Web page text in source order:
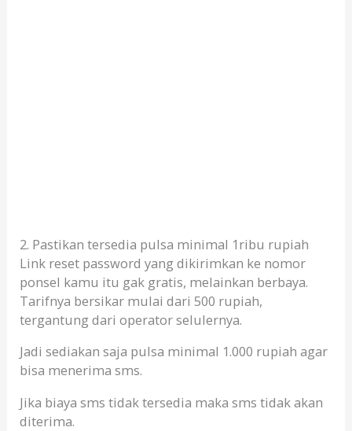
2. Pastikan tersedia pulsa minimal 1ribu rupiah
Link reset password yang dikirimkan ke nomor
ponsel kamu itu gak gratis, melainkan berbaya.
Tarifnya bersikar mulai dari 500 rupiah,
tergantung dari operator selulernya.
Jadi sediakan saja pulsa minimal 1.000 rupiah agar
bisa menerima sms.
Jika biaya sms tidak tersedia maka sms tidak akan
diterima.